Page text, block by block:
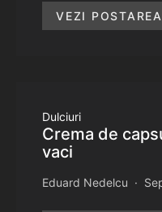
VEZI POSTAREA
Dulciuri
Crema de
vaci
Eduard Nedelcu